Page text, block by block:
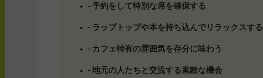
– 予約をして特別な席を確保する
– ラップトップや本を持ち込んでリラックスする
– カフェ特有の雰囲気を存分に味わう
– 地元の人たちと交流する素敵な機会